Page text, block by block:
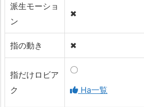
派生モーショ
ン
✖
指の動き ✖
指だけロビア
ク
〇
Ha一覧